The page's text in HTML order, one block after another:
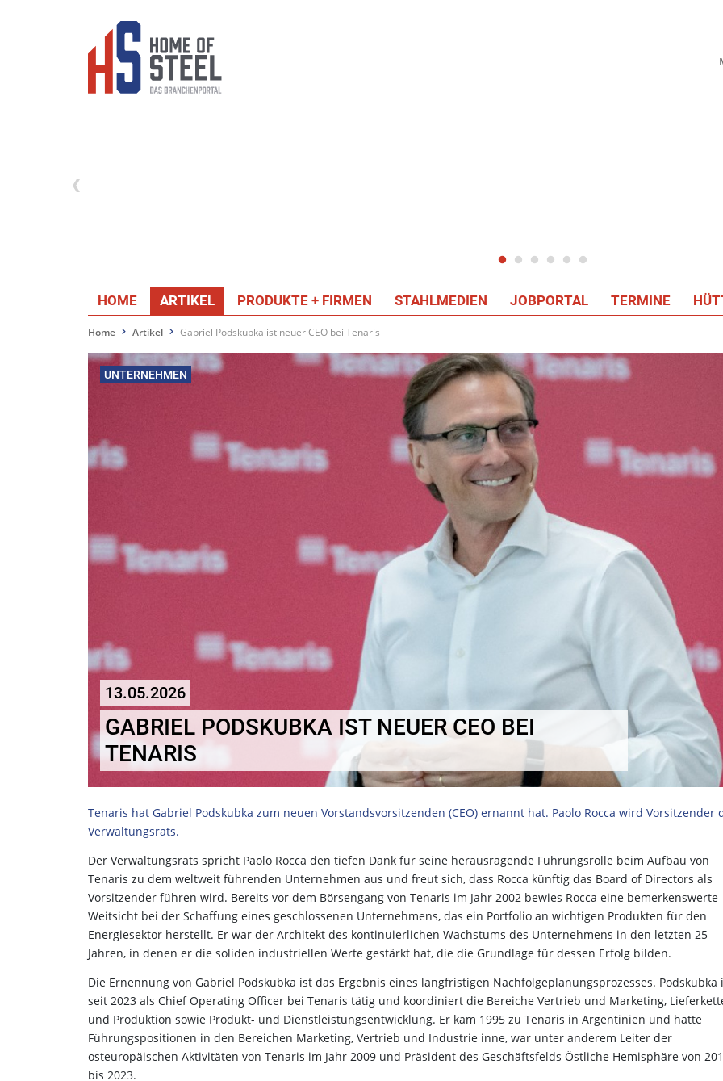
HOME ARTIKEL PRODUKTE + FIRMEN STAHLMEDIEN JOBPORTAL TERMINE
Home Artikel Gabriel Podskubka ist neuer CEO bei Tenaris
UNTERNEHMEN
13.05.2026
GABRIEL PODSKUBKA IST NEUER CEO BEI
TENARIS
Tenaris hat Gabriel Podskubka zum neuen Vorstandsvorsitzenden (CEO) ernannt hat. Paolo Rocca wird Vorsitzender
Verwaltungsrats.
Der Verwaltungsrats spricht Paolo Rocca den tiefen Dank für seine herausragende Führungsrolle beim Aufbau von
Tenaris zu dem weltweit führenden Unternehmen aus und freut sich, dass Rocca künftig das Board of Directors als
Vorsitzender führen wird. Bereits vor dem Börsengang von Tenaris im Jahr 2002 bewies Rocca eine bemerkenswerte
Weitsicht bei der Schaffung eines geschlossenen Unternehmens, das ein Portfolio an wichtigen Produkten für den
Energiesektor herstellt. Er war der Architekt des kontinuierlichen Wachstums des Unternehmens in den letzten 25
Jahren, in denen er die soliden industriellen Werte gestärkt hat, die die Grundlage für dessen Erfolg bilden.
Die Ernennung von Gabriel Podskubka ist das Ergebnis eines langfristigen Nachfolgeplanungsprozesses. Podskubka
seit 2023 als Chief Operating Officer bei Tenaris tätig und koordiniert die Bereiche Vertrieb und Marketing,
und Produktion sowie Produkt- und Dienstleistungsentwicklung. Er kam 1995 zu Tenaris in Argentinien und hatte
Führungspositionen in den Bereichen Marketing, Vertrieb und Industrie inne, war unter anderem Leiter der
osteuropäischen Aktivitäten von Tenaris im Jahr 2009 und Präsident des Geschäftsfelds Östliche Hemisphäre von
bis 2023.